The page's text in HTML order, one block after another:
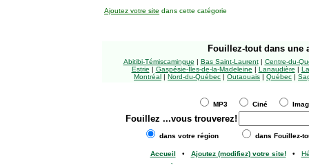
Ajoutez votre site dans cette catégorie
Fouillez-tout dans une
Abitibi-Témiscamingue | Bas Saint-Laurent| Centre-du-
Estrie | Gaspésie-Îles-de-la-Madeleine | Lanaudière |
Montréal | Nord-du-Québec | Outaouais | Québec |
MP3 Ciné
Fouillez ...vous trouverez!
dans votre région dans Fouillez-
Accueil • Ajoutez (modifiez) votre site!•